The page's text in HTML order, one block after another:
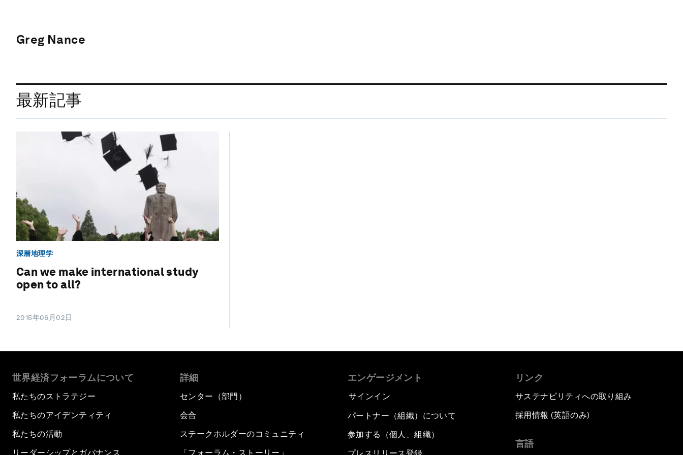
Greg Nance
最新記事
深層地理学
Can we make international study
open to all?
2015年06月02日
世界経済フォーラムについて
私たちのストラテジー
私たちのアイデンティティ
私たちの活動
リーダーシップとガバナンス
詳細
センター（部門）
会合
ステークホルダーのコミュニティ
「フォーラム・ストーリー」
エンゲージメント
サインイン
パートナー（組織）について
参加する（個人、組織）
リンク
サステナビリティへの取り組み
採用情報 (英語のみ)
言語